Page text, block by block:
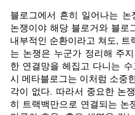
블로그에서 흔히 일어나는
논쟁이야 해당 블로거와 블로
내부적인 순환이라고 쳐도, 트
는 논쟁은 누군가 정리해 주
한 연결망을 헤집고 다니는
시 메타블로그는 이처럼 소중
각이 없다. 따라서 중요한 논
히 트랙백만으로 연결되는 논